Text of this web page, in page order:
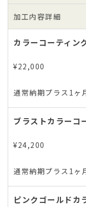
加工内容詳細
カラーコーティン
¥22,000
通常納期プラス1
ブラストカラーコ
¥24,200
通常納期プラス1
ピンクゴールドカ